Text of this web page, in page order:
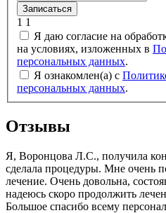
Записаться
1 1
на условиях, изложенных в
персональных данных.
Я ознакомлен(а) с
персональных данных.
Отзывы
Я, Воронцова Л.С., получила
сделала процедуры. Мне очень
лечение. Очень довольна,
надеюсь скоро продолжить
Большое спасибо всему